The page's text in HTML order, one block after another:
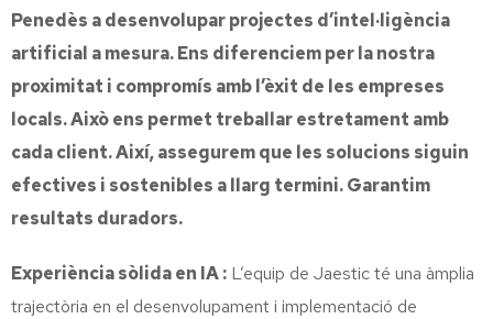
Penedès a desenvolupar projectes d’intel·ligència
artificial a mesura. Ens diferenciem per la nostra
proximitat i compromís amb l’èxit de les empreses
locals. Això ens permet treballar estretament amb
cada client. Així, assegurem que les solucions siguin
efectives i sostenibles a llarg termini. Garantim
resultats duradors.
Experiència sòlida en IA : L’equip de Jaestic té una àmplia
trajectòria en el desenvolupament i implementació de